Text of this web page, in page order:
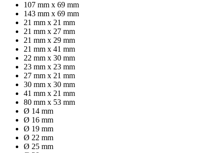
107 mm x 69 mm
143 mm x 69 mm
21 mm x 21 mm
21 mm x 27 mm
21 mm x 29 mm
21 mm x 41 mm
22 mm x 30 mm
23 mm x 23 mm
27 mm x 21 mm
30 mm x 30 mm
41 mm x 21 mm
80 mm x 53 mm
Ø 14 mm
Ø 16 mm
Ø 19 mm
Ø 22 mm
Ø 25 mm